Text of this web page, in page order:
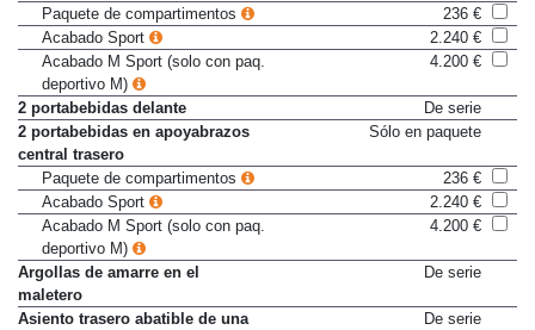
Paquete de compartimentos
236 €
Acabado Sport
2.240 €
Acabado M Sport (solo con paq.
deportivo M)
4.200 €
2 portabebidas delante
De serie
2 portabebidas en apoyabrazos
central trasero
Sólo en paquete
Paquete de compartimentos
236 €
Acabado Sport
2.240 €
Acabado M Sport (solo con paq.
deportivo M)
4.200 €
Argollas de amarre en el
maletero
De serie
Asiento trasero abatible de una
De serie